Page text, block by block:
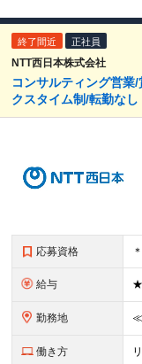
終了間近 正社員
NTT西日本株式会社
コンサルティング営業
クスタイム制/転勤なし
応募資格
給与
勤務地
働き方